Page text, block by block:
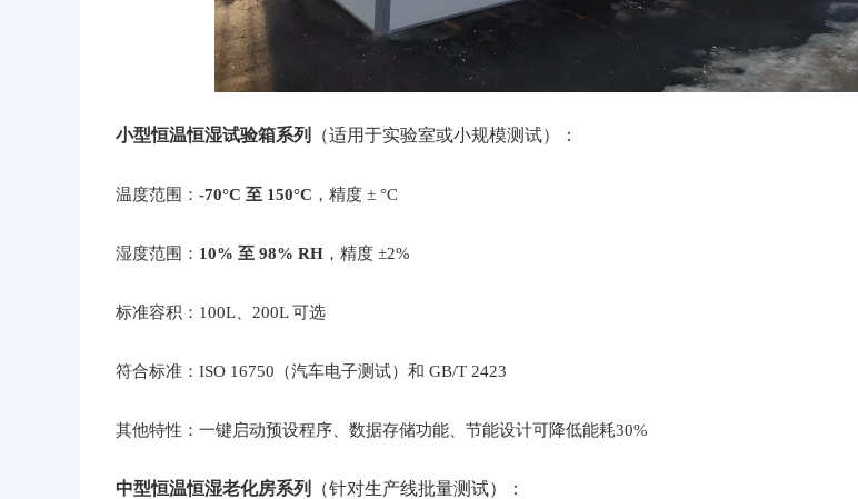
小型恒温恒湿试验箱系列 （适用于实验室或小规模测试）：
温度范围： -70°C 至 150°C ，精度 ± °C
湿度范围： 10% 至 98% RH ，精度 ±2%
标准容积：100L、200L 可选
符合标准：ISO 16750（汽车电子测试）和 GB/T 2423
其他特性：一键启动预设程序、数据存储功能、节能设计可降低能耗30%
中型恒温恒湿老化房系列 （针对生产线批量测试）：